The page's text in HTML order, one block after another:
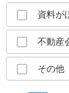
資料が
不動産
その他